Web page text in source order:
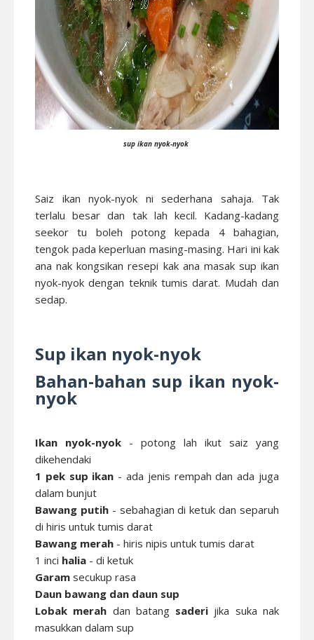
sup ikan nyok-nyok
Saiz ikan nyok-nyok ni sederhana sahaja. Tak
terlalu besar dan tak lah kecil. Kadang-kadang
seekor tu boleh potong kepada 4 bahagian,
tengok pada keperluan masing-masing. Hari ini kak
ana nak kongsikan resepi kak ana masak sup ikan
nyok-nyok dengan teknik tumis darat. Mudah dan
sedap.
Sup ikan nyok-nyok
Bahan-bahan sup ikan nyok-
nyok
Ikan nyok-nyok - potong lah ikut saiz yang
dikehendaki
1 pek sup ikan - ada jenis rempah dan ada juga
dalam bunjut
Bawang putih- sebahagian di ketuk dan separuh
di hiris untuk tumis darat
Bawang merah - hiris nipis untuk tumis darat
1 inci halia - di ketuk
Garam secukup rasa
Daun bawang dan daun sup
Lobak merah dan batangsaderi jika suka nak
masukkan dalam sup